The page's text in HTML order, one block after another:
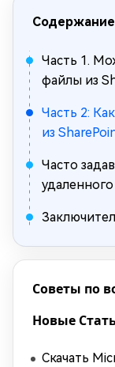
Содержание
Часть 1.
файлы из
Часть 2:
из
Часто
Советы по
Новые
Скачать